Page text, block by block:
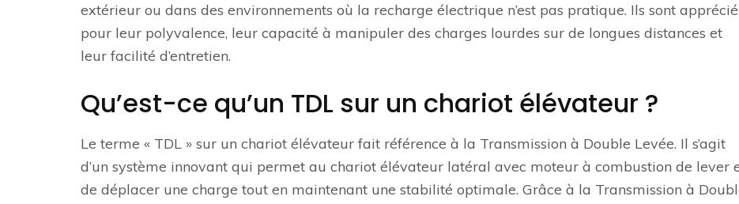
extérieur ou dans des environnements où la recharge électrique n’est pas pratique. Ils sont
pour leur polyvalence, leur capacité à manipuler des charges lourdes sur de longues distances et
leur facilité d’entretien.
Qu’est-ce qu’un TDL sur un chariot élévateur ?
Le terme « TDL » sur un chariot élévateur fait référence à la Transmission à Double Levée. Il s’agit
d’un système innovant qui permet au chariot élévateur latéral avec moteur à combustion de lever
de déplacer une charge tout en maintenant une stabilité optimale. Grâce à la Transmission à